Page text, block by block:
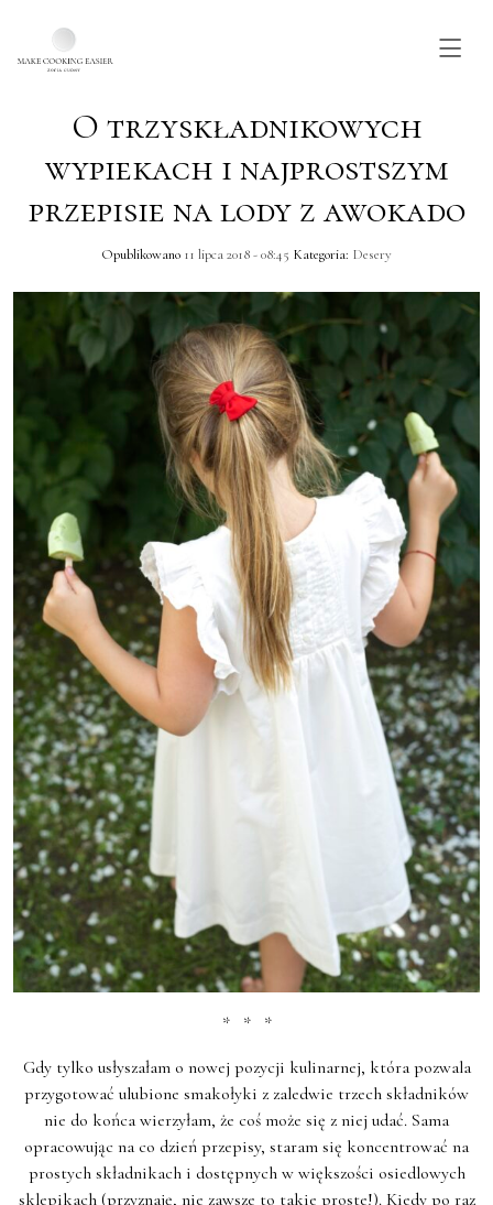
Skip to main contentO trzyskładnikowych
wypiekach i najprostszym
przepisie na lody z awokado
Opublikowano 11 lipca 2018 - 08:45 Kategoria: Desery
* * *
Gdy tylko usłyszałam o nowej pozycji kulinarnej, która pozwala
przygotować ulubione smakołyki z zaledwie trzech składników
nie do końca wierzyłam, że coś może się z niej udać. Sama
opracowując na co dzień przepisy, staram się koncentrować na
prostych składnikach i dostępnych w większości osiedlowych
sklepikach (przyznaję, nie zawsze to takie proste!). Kiedy po raz